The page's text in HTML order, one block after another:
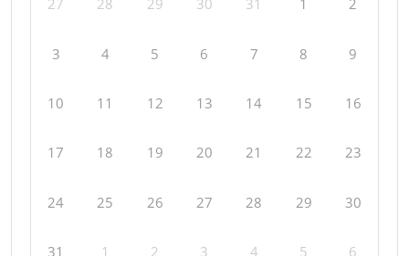
27 28 29 30 31 1 2
3 4 5 6 7 8 9
10 11 12 13 14 15 16
17 18 19 20 21 22 23
24 25 26 27 28 29 30
31 1 2 3 4 5 6